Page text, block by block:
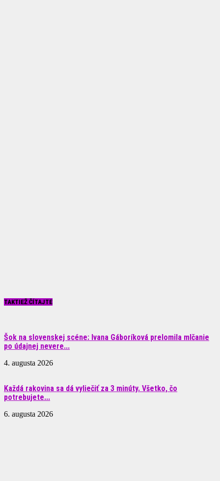
TAKTIEŽ ČÍTAJTE
Šok na slovenskej scéne: Ivana Gáboríková prelomila mlčanie
po údajnej nevere...
4. augusta 2026
Každá rakovina sa dá vyliečiť za 3 minúty. Všetko, čo
potrebujete...
6. augusta 2026